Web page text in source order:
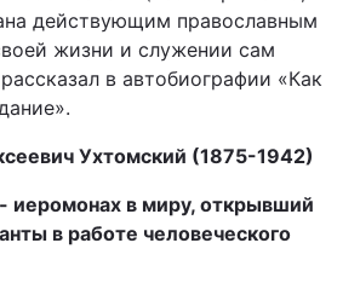
действующим православным
жизни и служении сам
в автобиографии «Как
Ухтомский (1875-1942)
иеромонах в миру, открывший
в работе человеческого